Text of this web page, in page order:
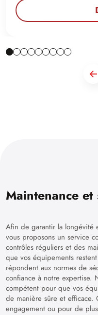
Maintenance et
Afin de garantir la longévité
vous proposons un service
contrôles réguliers et des
que vos équipements
répondent aux normes de
confiance à notre expertise.
compétent pour que vos
de manière sûre et efficace.
engagement ou pour de